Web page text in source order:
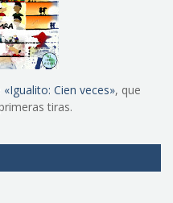
Cien veces», que
tiras.